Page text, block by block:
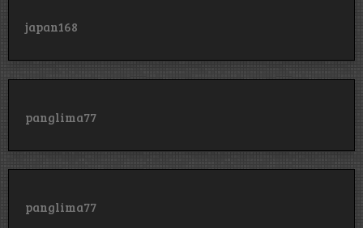
japan168
panglima77
panglima77